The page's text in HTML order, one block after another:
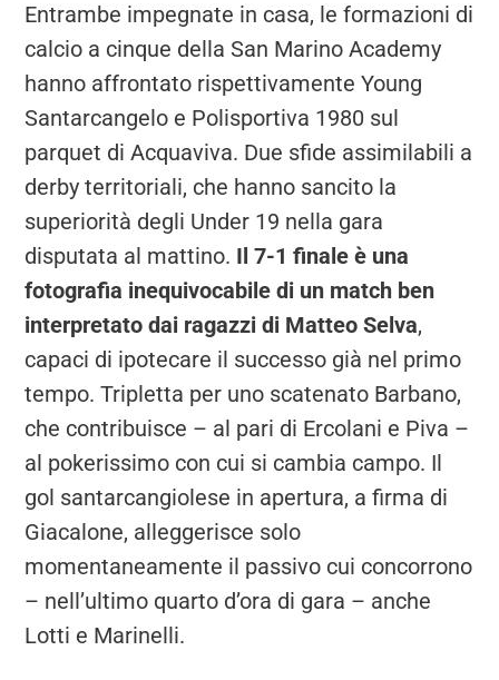
Entrambe impegnate in casa, le formazioni di
calcio a cinque della San Marino Academy
hanno affrontato rispettivamente Young
Santarcangelo e Polisportiva 1980 sul
parquet di Acquaviva. Due sfide assimilabili a
derby territoriali, che hanno sancito la
superiorità degli Under 19 nella gara
disputata al mattino. Il 7-1 finale è una
fotografia inequivocabile di un match ben
interpretato dai ragazzi di Matteo Selva,
capaci di ipotecare il successo già nel primo
tempo. Tripletta per uno scatenato Barbano,
che contribuisce – al pari di Ercolani e Piva –
al pokerissimo con cui si cambia campo. Il
gol santarcangiolese in apertura, a firma di
Giacalone, alleggerisce solo
momentaneamente il passivo cui concorrono
– nell’ultimo quarto d’ora di gara – anche
Lotti e Marinelli.